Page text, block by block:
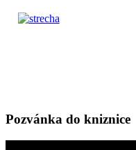
Pozvánka do kniznice